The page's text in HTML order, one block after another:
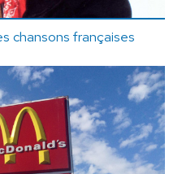
chansons françaises